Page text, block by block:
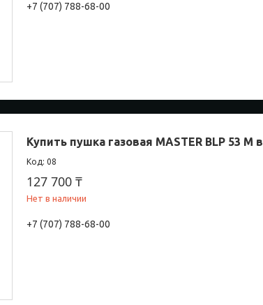
+7 (707) 788-68-00
Купить пушка газовая MASTER BLP 53 M
08
127 700 ₸
Нет в наличии
+7 (707) 788-68-00